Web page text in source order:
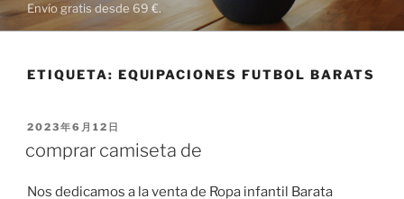
Envío gratis desde 69 €.
ETIQUETA: EQUIPACIONES FUTBOL BARATS
PUBLICADO
2023年6月12日
comprar camiseta de
Nos dedicamos a la venta de Ropa infantil Barata